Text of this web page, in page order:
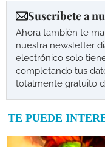
Suscríbete a
Ahora también te
nuestra newsletter
electrónico solo
completando tus
totalmente gratuito
TE PUEDE